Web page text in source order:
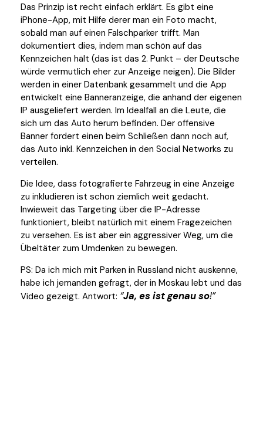
Das Prinzip ist recht einfach erklärt. Es gibt eine
iPhone-App, mit Hilfe derer man ein Foto macht,
sobald man auf einen Falschparker trifft. Man
dokumentiert dies, indem man schön auf das
Kennzeichen hält (das ist das 2. Punkt – der Deutsche
würde vermutlich eher zur Anzeige neigen). Die Bilder
werden in einer Datenbank gesammelt und die App
entwickelt eine Banneranzeige, die anhand der eigenen
IP ausgeliefert werden. Im Idealfall an die Leute, die
sich um das Auto herum befinden. Der offensive
Banner fordert einen beim Schließen dann noch auf,
das Auto inkl. Kennzeichen in den Social Networks zu
verteilen.
Die Idee, dass fotografierte Fahrzeug in eine Anzeige
zu inkludieren ist schon ziemlich weit gedacht.
Inwieweit das Targeting über die IP-Adresse
funktioniert, bleibt natürlich mit einem Fragezeichen
zu versehen. Es ist aber ein aggressiver Weg, um die
Übeltäter zum Umdenken zu bewegen.
PS: Da ich mich mit Parken in Russland nicht auskenne,
habe ich jemanden gefragt, der in Moskau lebt und das
Video gezeigt. Antwort: Ja, es ist genau so!